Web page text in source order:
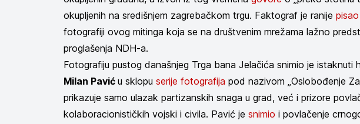
okupljenih na središnjem zagrebačkom trgu. Faktograf je ranije pisao
fotografiji ovog mitinga koja se na društvenim mrežama lažno
proglašenja NDH-a.
Fotografiju pustog današnjeg Trga bana Jelačića snimio je istaknuti
Milan Pavić u sklopu serije fotografija pod nazivom „Oslobođenje
prikazuje samo ulazak partizanskih snaga u grad, već i prizore
kolaboracionističkih vojski i civila. Pavić je snimio i povlačenje